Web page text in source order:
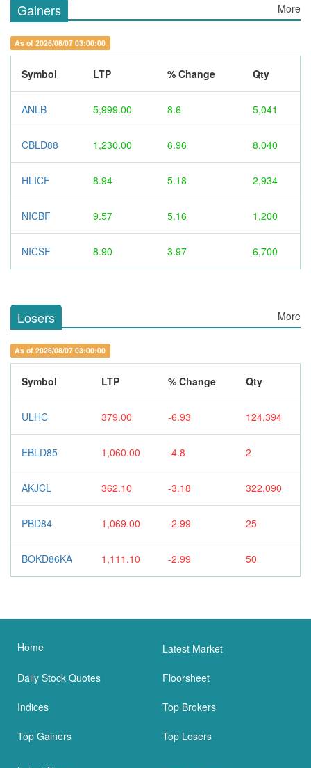
Gainers More
As of 2026/08/07 03:00:00
Symbol LTP % Change Qty
ANLB 5,999.00 8.6 5,041
CBLD88 1,230.00 6.96 8,040
HLICF 8.94 5.18 2,934
NICBF 9.57 5.16 1,200
NICSF 8.90 3.97 6,700
Losers More
As of 2026/08/07 03:00:00
Symbol LTP % Change Qty
ULHC 379.00 -6.93 124,394
EBLD85 1,060.00 -4.8 2
AKJCL 362.10 -3.18 322,090
PBD84 1,069.00 -2.99 25
BOKD86KA 1,111.10 -2.99 50
Home Latest Market
Daily Stock Quotes Floorsheet
Indices Top Brokers
Top Gainers Top Losers